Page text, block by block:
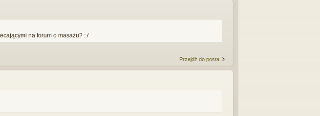
na forum o masażu? : /
Przejdź do posta